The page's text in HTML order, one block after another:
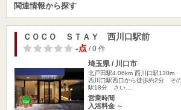
関連情報から探す
ＣＯＣＯ ＳＴＡＹ 西川口駅前
-点/ 0 件
埼玉県 / 川口市
北戸田駅4.06km 西川口駅130m
西川口駅西口から徒歩約2分 そ
駅18分 さい…
営業時間
入浴料金 ～